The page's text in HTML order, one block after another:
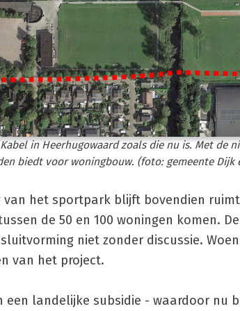
in Heerhugowaard zoals die nu is. Met de
biedt voor woningbouw. (foto: gemeente Dijk
van het sportpark blijft bovendien
de 50 en 100 woningen komen.
niet zonder discussie.
van het project.
een landelijke subsidie - waardoor nu